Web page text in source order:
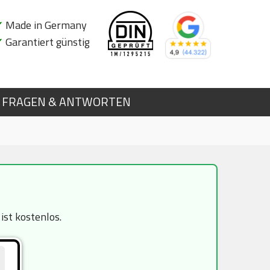
Made in Germany
Garantiert günstig
FRAGEN & ANTWORTEN
kostenlos.